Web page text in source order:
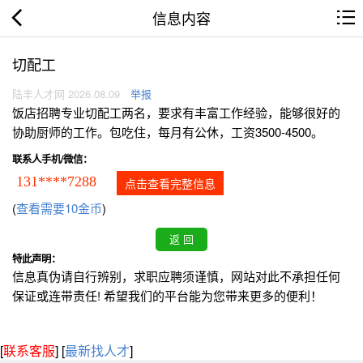
信息内容
切配工
陆丰人才网 2026.08.09 举报
饭店招聘专业切配工两名，要求有丰富工作经验，能够很好的
协助厨师的工作。包吃住，每月有公休，工资3500-4500。
联系人手机/微信：
131****7288 点击查看完整信息
(查看需要10金币)
特此声明：
信息真伪请自行辨别，求职应聘须谨慎，网站对此不承担任何
保证或连带责任! 希望我们的平台能为您带来更多的便利！
[联系客服] [最新找人才]